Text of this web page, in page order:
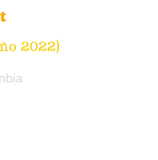
2022)